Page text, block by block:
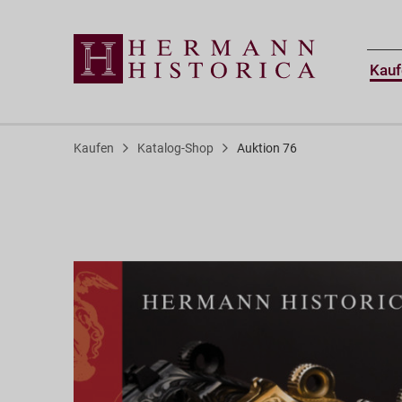
Kaufen Katalog-Shop Auktion 76